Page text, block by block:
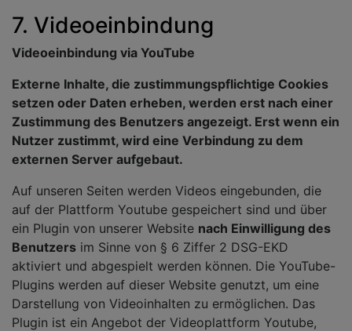
7. Videoeinbindung
Videoeinbindung via YouTube
Externe Inhalte, die zustimmungspflichtige Cookies
setzen oder Daten erheben, werden erst nach einer
Zustimmung des Benutzers angezeigt. Erst wenn ein
Nutzer zustimmt, wird eine Verbindung zu dem
externen Server aufgebaut.
Auf unseren Seiten werden Videos eingebunden, die
auf der Plattform Youtube gespeichert sind und über
ein Plugin von unserer Website nach Einwilligung des
Benutzers im Sinne von § 6 Ziffer 2 DSG-EKD
aktiviert und abgespielt werden können. Die YouTube-
Plugins werden auf dieser Website genutzt, um eine
Darstellung von Videoinhalten zu ermöglichen. Das
Plugin ist ein Angebot der Videoplattform Youtube,